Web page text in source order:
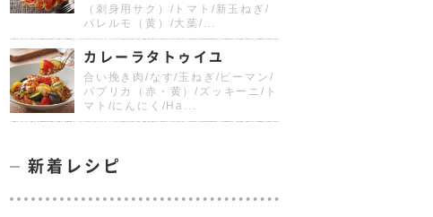
（刺身用サク）/トマト/新玉ねぎ/
パレルモ（黄）/大葉/...
カレーラタトゥイユ
合い挽き肉/なす/玉ねぎ/ピーマン/
パプリカ（赤・黄）/ズッキーニ/ト
マト/にんにく/Ha...
新着レシピ